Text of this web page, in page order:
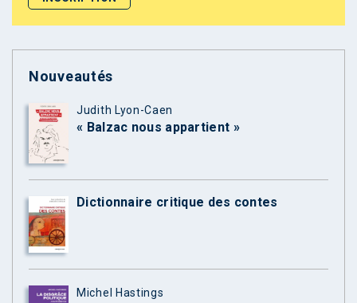
Nouveautés
Judith Lyon-Caen
« Balzac nous appartient »
Dictionnaire critique des contes
Michel Hastings